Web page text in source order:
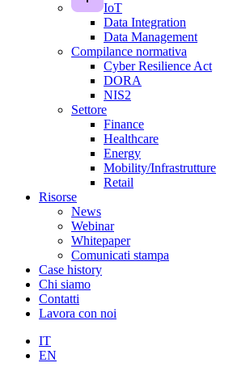
IoT
Data Integration
Data Management
Compilance normativa
Cyber Resilience Act
DORA
NIS2
Settore
Finance
Healthcare
Energy
Mobility/Infrastrutture
Retail
Risorse
News
Webinar
Whitepaper
Comunicati stampa
Case history
Chi siamo
Contatti
Lavora con noi
IT
EN